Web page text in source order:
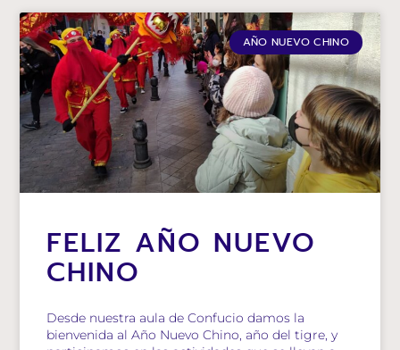
AÑO NUEVO CHINO
FELIZ AÑO NUEVO
CHINO
Desde nuestra aula de Confucio damos la
bienvenida al Año Nuevo Chino, año del tigre, y